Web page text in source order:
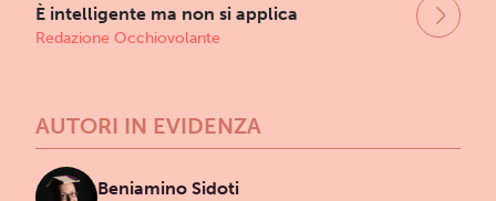
È intelligente ma non si applica
Redazione Occhiovolante
AUTORI IN EVIDENZA
Beniamino Sidoti